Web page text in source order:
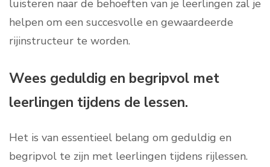
luisteren naar de behoeften van je leerlingen zal je
helpen om een succesvolle en gewaardeerde
rijinstructeur te worden.
Wees geduldig en begripvol met
leerlingen tijdens de lessen.
Het is van essentieel belang om geduldig en
begripvol te zijn met leerlingen tijdens rijlessen.